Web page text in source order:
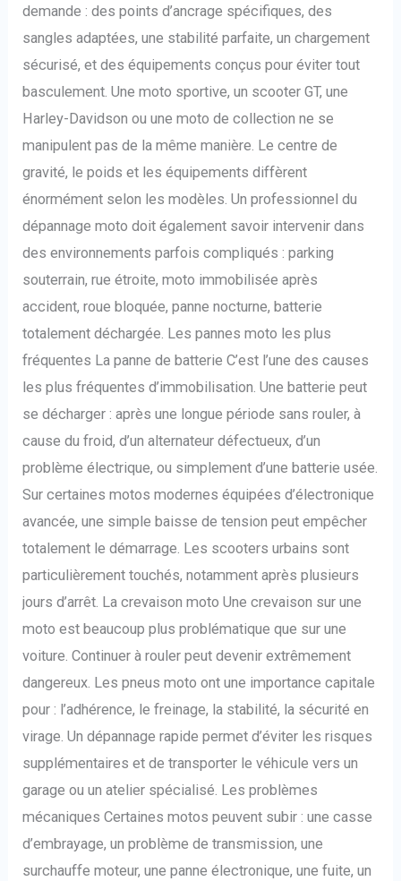
demande : des points d’ancrage spécifiques, des
sangles adaptées, une stabilité parfaite, un chargement
sécurisé, et des équipements conçus pour éviter tout
basculement. Une moto sportive, un scooter GT, une
Harley-Davidson ou une moto de collection ne se
manipulent pas de la même manière. Le centre de
gravité, le poids et les équipements diffèrent
énormément selon les modèles. Un professionnel du
dépannage moto doit également savoir intervenir dans
des environnements parfois compliqués : parking
souterrain, rue étroite, moto immobilisée après
accident, roue bloquée, panne nocturne, batterie
totalement déchargée. Les pannes moto les plus
fréquentes La panne de batterie C’est l’une des causes
les plus fréquentes d’immobilisation. Une batterie peut
se décharger : après une longue période sans rouler, à
cause du froid, d’un alternateur défectueux, d’un
problème électrique, ou simplement d’une batterie usée.
Sur certaines motos modernes équipées d’électronique
avancée, une simple baisse de tension peut empêcher
totalement le démarrage. Les scooters urbains sont
particulièrement touchés, notamment après plusieurs
jours d’arrêt. La crevaison moto Une crevaison sur une
moto est beaucoup plus problématique que sur une
voiture. Continuer à rouler peut devenir extrêmement
dangereux. Les pneus moto ont une importance capitale
pour : l’adhérence, le freinage, la stabilité, la sécurité en
virage. Un dépannage rapide permet d’éviter les risques
supplémentaires et de transporter le véhicule vers un
garage ou un atelier spécialisé. Les problèmes
mécaniques Certaines motos peuvent subir : une casse
d’embrayage, un problème de transmission, une
surchauffe moteur, une panne électronique, une fuite, un